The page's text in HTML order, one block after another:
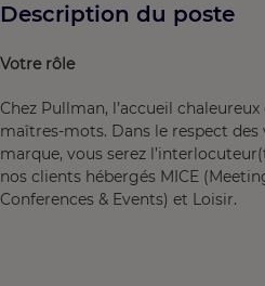
Description du poste
Votre rôle
Chez Pullman, l’accueil
maîtres-mots. Dans le respect des
marque, vous serez
nos clients hébergés MICE
Conferences & Events) et Loisir.